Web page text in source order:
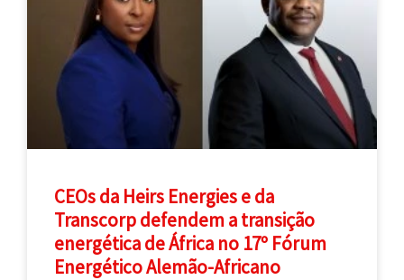
CEOs da Heirs Energies e da
Transcorp defendem a transição
energética de África no 17º Fórum
Energético Alemão-Africano